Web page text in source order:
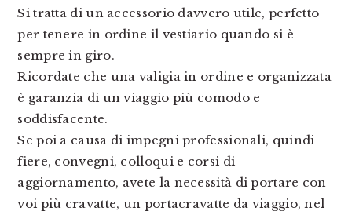
Si tratta di un accessorio davvero utile, perfetto
per tenere in ordine il vestiario quando si è
sempre in giro.
Ricordate che una valigia in ordine e organizzata
è garanzia di un viaggio più comodo e
soddisfacente.
Se poi a causa di impegni professionali, quindi
fiere, convegni, colloqui e corsi di
aggiornamento, avete la necessità di portare con
voi più cravatte, un portacravatte da viaggio, nel